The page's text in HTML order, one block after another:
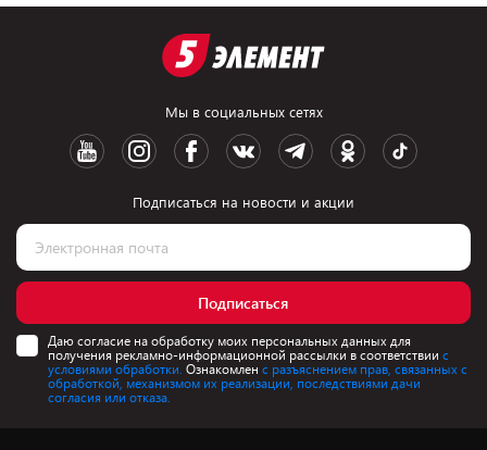
Мы в социальных сетях
Подписаться на новости и акции
Подписаться
Даю согласие на обработку моих персональных данных для
получения рекламно-информационной рассылки в соответствии с
условиями обработки. Ознакомлен с разъяснением прав, связанных с
обработкой, механизмом их реализации, последствиями дачи
согласия или отказа.